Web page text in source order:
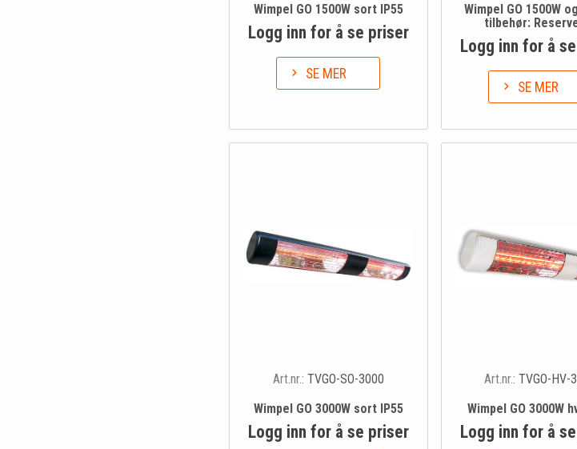
Wimpel GO 1500W sort IP55
Logg inn for å se priser
SE MER
Wimpel GO 1500W
tilbehør:
Logg inn for å
SE MER
Art.nr.: TVGO-SO-3000
Wimpel GO 3000W sort IP55
Logg inn for å se priser
Art.nr.: TVGO-HV-
Wimpel GO 3000W
Logg inn for å